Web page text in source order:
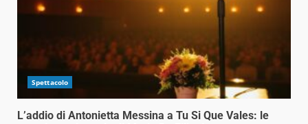
Spettacolo
L’addio di Antonietta Messina a Tu Si Que Vales: le